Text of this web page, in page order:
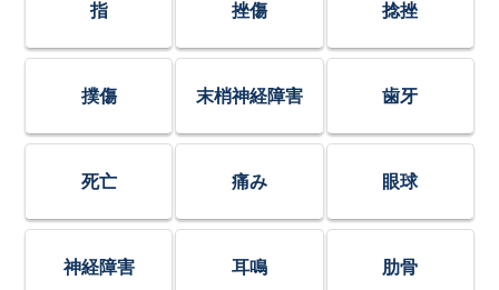
指 挫傷 捻挫
撲傷 末梢神経障害 歯牙
死亡 痛み 眼球
神経障害 耳鳴 肋骨